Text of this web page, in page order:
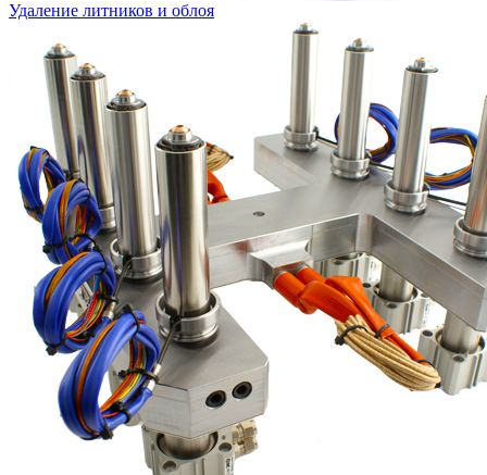
Удаление литников и облоя